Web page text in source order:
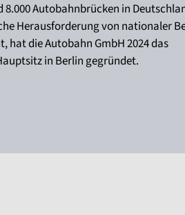
Autobahnbrücken in
Herausforderung von nationaler
hat die Autobahn GmbH 2024 das
in Berlin gegründet.